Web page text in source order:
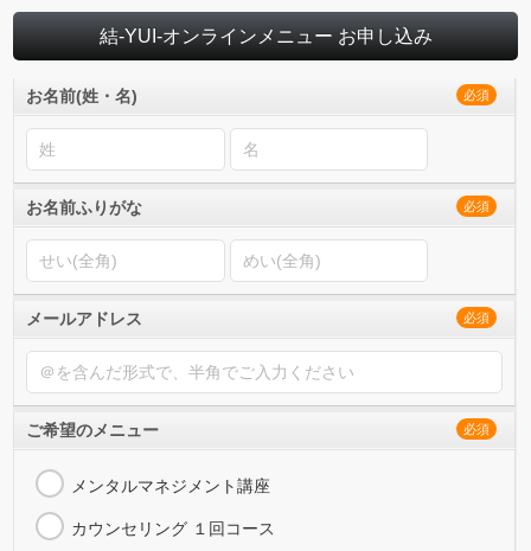
結-YUI-オンラインメニュー お申し込み
お名前(姓・名) 必須
お名前ふりがな 必須
メールアドレス 必須
ご希望のメニュー 必須
メンタルマネジメント講座
カウンセリング １回コース